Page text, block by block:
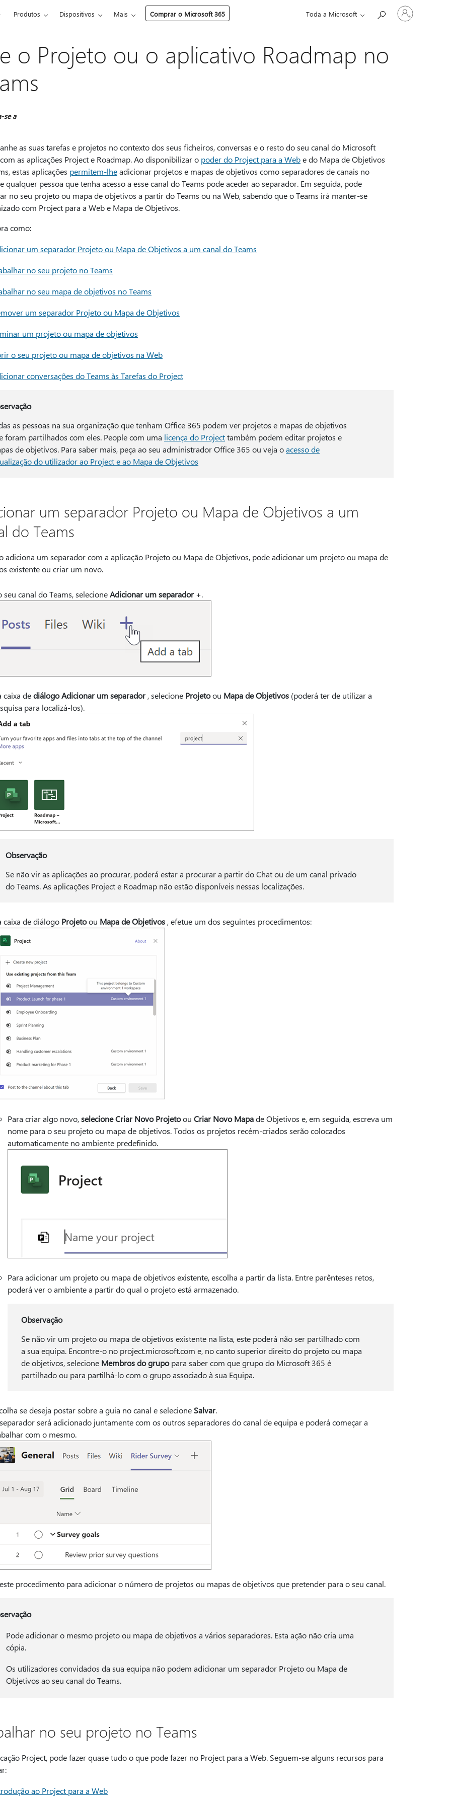
Produtos Dispositivos Mais Comprar o Microsoft 365 Toda a Microsoft
Entre
em
sua
o Projeto ou o aplicativo Roadmap no
se a
as suas tarefas e projetos no contexto dos seus ficheiros, conversas e o resto do seu canal do Microsoft
as aplicações Project e Roadmap. Ao disponibilizar o poder do Project para a Webe do Mapa de Objetivos
estas aplicações permitem-lheadicionar projetos e mapas de objetivos como separadores de canais no
qualquer pessoa que tenha acesso a esse canal do Teams pode aceder ao separador. Em seguida, pode
no seu projeto ou mapa de objetivos a partir do Teams ou na Web, sabendo que o Teams irá manter-se
com Project para a Web e Mapa de Objetivos.
como:
um separador Projeto ou Mapa de Objetivos a um canal do Teams
no seu projeto no Teams
no seu mapa de objetivos no Teams
um separador Projeto ou Mapa de Objetivos
um projeto ou mapa de objetivos
o seu projeto ou mapa de objetivos na Web
conversações do Teams às Tarefas do Project
as pessoas na sua organização que tenham Office 365 podem ver projetos e mapas de objetivos
foram partilhados com eles. People com uma licença do Projecttambém podem editar projetos e
de objetivos. Para saber mais, peça ao seu administrador Office 365 ou veja oacesso de
do utilizador ao Project e ao Mapa de Objetivos
um separador Projeto ou Mapa de Objetivos a um
do Teams
adiciona um separador com a aplicação Projeto ou Mapa de Objetivos, pode adicionar um projeto ou mapa de
existente ou criar um novo.
seu canal do Teams, selecioneAdicionar um separador+.
caixa dediálogo Adicionar um separador, selecione Projetoou Mapa de Objetivos (poderá ter de utilizar a
para localizá-los).
Observação
Se não vir as aplicações ao procurar, poderá estar a procurar a partir do Chat ou de um canal privado
do Teams. As aplicações Project e Roadmap não estão disponíveis nessas localizações.
caixa de diálogo Projetoou Mapa de Objetivos , efetue um dos seguintes procedimentos:
Para criar algo novo,selecione Criar Novo Projetoou Criar Novo Mapade Objetivos e, em seguida, escreva um
nome para o seu projeto ou mapa de objetivos. Todos os projetos recém-criados serão colocados
automaticamente no ambiente predefinido.
Para adicionar um projeto ou mapa de objetivos existente, escolha a partir da lista. Entre parênteses retos,
poderá ver o ambiente a partir do qual o projeto está armazenado.
Observação
Se não vir um projeto ou mapa de objetivos existente na lista, este poderá não ser partilhado com
a sua equipa. Encontre-o no project.microsoft.com e, no canto superior direito do projeto ou mapa
de objetivos, selecione Membros do grupopara saber com que grupo do Microsoft 365 é
partilhado ou para partilhá-lo com o grupo associado à sua Equipa.
se deseja postar sobre a guia no canal e selecione Salvar.
será adicionado juntamente com os outros separadores do canal de equipa e poderá começar a
com o mesmo.
procedimento para adicionar o número de projetos ou mapas de objetivos que pretender para o seu canal.
Pode adicionar o mesmo projeto ou mapa de objetivos a vários separadores. Esta ação não cria uma
cópia.
Os utilizadores convidados da sua equipa não podem adicionar um separador Projeto ou Mapa de
Objetivos ao seu canal do Teams.
no seu projeto no Teams
Project, pode fazer quase tudo o que pode fazer no Project para a Web. Seguem-se alguns recursos para
ao Project para a Web